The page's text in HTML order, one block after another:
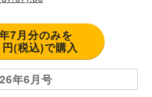
7月分のみを
￥550 円(税込)で購入
年6月号